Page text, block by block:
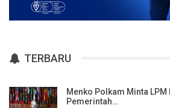
TERBARU
Menko Polkam Minta
Pemerintah…